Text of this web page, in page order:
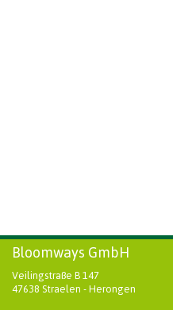
Bloomways GmbH
Veilingstraße B 147
47638 Straelen - Herongen